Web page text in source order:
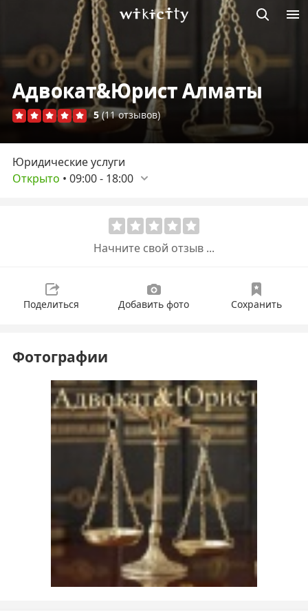
Викисити
Адвокат&Юрист Алматы
5 (11 отзывов)
Юридические услуги
Открыто • 09:00- 18:00
Начните свой отзыв ...
Поделиться Добавить фото Сохранить
Фотографии